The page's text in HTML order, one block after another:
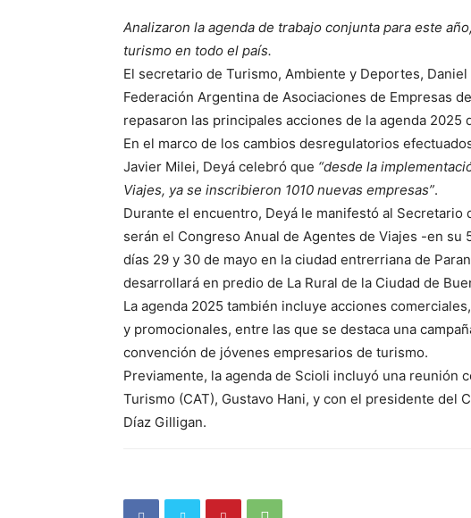
Analizaron la agenda de trabajo conjunta para este
turismo en todo el país.
El secretario de Turismo, Ambiente y Deportes,
Federación Argentina de Asociaciones de Empresas
repasaron las principales acciones de la agenda 2025
En el marco de los cambios desregulatorios
Javier Milei, Deyá celebró que “desde la
Viajes, ya se inscribieron 1010 nuevas empresas”.
Durante el encuentro, Deyá le manifestó al
serán el Congreso Anual de Agentes de Viajes -en su
días 29 y 30 de mayo en la ciudad entrerriana de
desarrollará en predio de La Rural de la Ciudad de
La agenda 2025 también incluye acciones
y promocionales, entre las que se destaca una
convención de jóvenes empresarios de turismo.
Previamente, la agenda de Scioli incluyó una reunión
Turismo (CAT), Gustavo Hani, y con el presidente del
Díaz Gilligan.